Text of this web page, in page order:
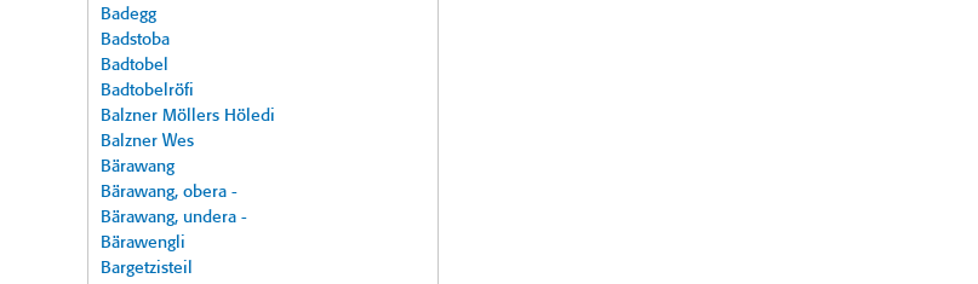
Badegg
Badstoba
Badtobel
Badtobelröfi
Balzner Möllers Höledi
Balzner Wes
Bärawang
Bärawang, obera -
Bärawang, undera -
Bärawengli
Bargetzisteil